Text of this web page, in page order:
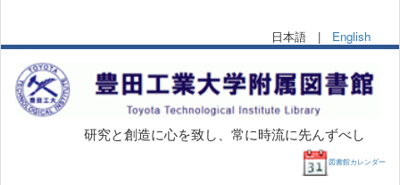
日本語 | English
研究と創造に心を致し、常に時流に先んずべし
図書館カレンダー